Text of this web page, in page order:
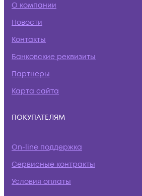
О компании
Новости
Контакты
Банковские реквизиты
Партнеры
Карта сайта
ПОКУПАТЕЛЯМ
On-line поддержка
Сервисные контракты
Условия оплаты